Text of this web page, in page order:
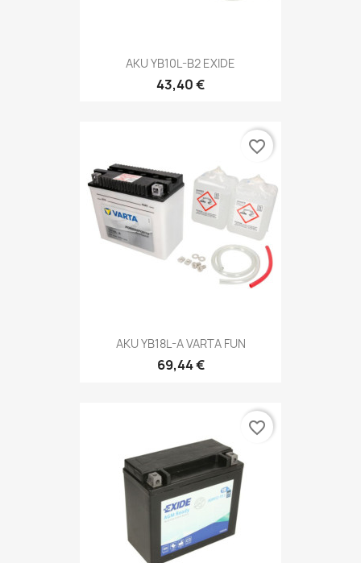
AKU YB10L-B2 EXIDE
43,40 €
AKU YB18L-A VARTA FUN
69,44 €
favorite_border
favorite_border